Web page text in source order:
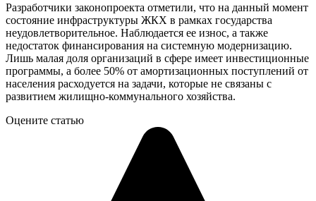
Разработчики законопроекта отметили, что на данный момент
состояние инфраструктуры ЖКХ в рамках государства
неудовлетворительное. Наблюдается ее износ, а также
недостаток финансирования на системную модернизацию.
Лишь малая доля организаций в сфере имеет инвестиционные
программы, а более 50% от амортизационных поступлений от
населения расходуется на задачи, которые не связаны с
развитием жилищно-коммунального хозяйства.
Оцените статью